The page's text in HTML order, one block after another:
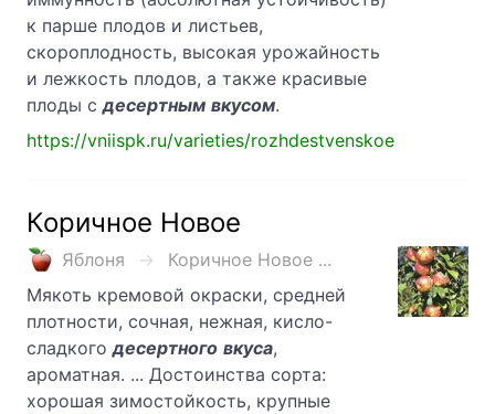
к парше плодов и листьев,
скороплодность, высокая урожайность
и лежкость плодов, а также красивые
плоды сдесертным вкусом.
https://vniispk.ru/varieties/rozhdestvenskoe
Коричное Новое
Яблоня
Коричное Новое ...
Мякоть кремовой окраски, средней
плотности, сочная, нежная, кисло-
сладкогодесертного вкуса,
ароматная. ... Достоинства сорта:
хорошая зимостойкость, крупные